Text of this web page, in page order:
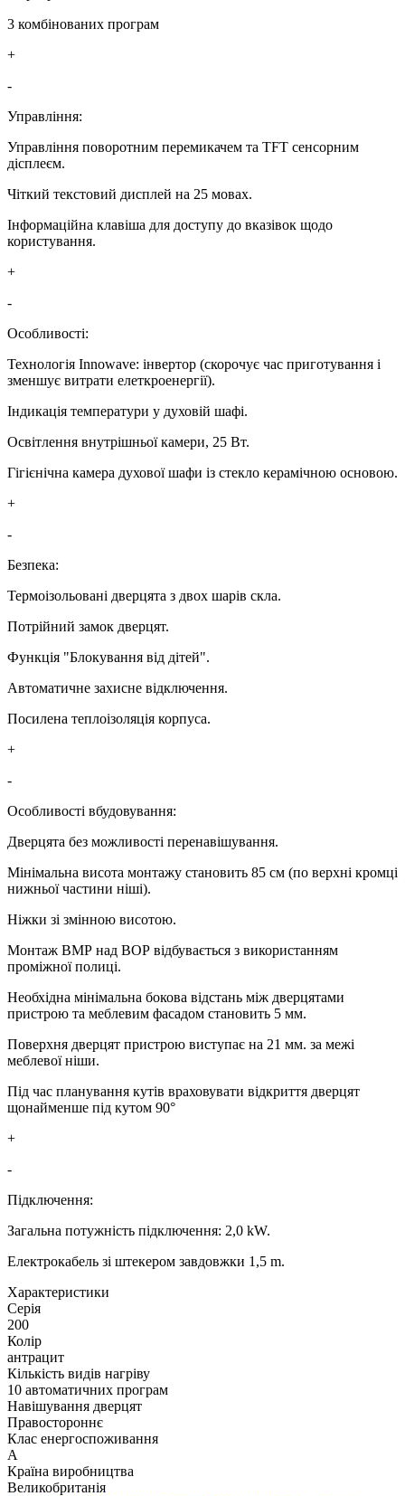
3 комбінованих програм
+
-
Управління:
Управління поворотним перемикачем та TFT сенсорним
дісплеєм.
Чіткий текстовий дисплей на 25 мовах.
Інформаційна клавіша для доступу до вказівок щодо
користування.
+
-
Особливості:
Технологія Innowave: інвертор (скорочує час приготування і
зменшує витрати елеткроенергії).
Індикація температури у духовій шафі.
Освітлення внутрішньої камери, 25 Вт.
Гігієнічна камера духової шафи із стекло керамічною основою.
+
-
Безпека:
Термоізольовані дверцята з двох шарів скла.
Потрійний замок дверцят.
Функція "Блокування від дітей".
Автоматичне захисне відключення.
Посилена теплоізоляція корпуса.
+
-
Особливості вбудовування:
Дверцята без можливості перенавішування.
Мінімальна висота монтажу становить 85 см (по верхні кромці
нижньої частини ніші).
Ніжки зі змінною висотою.
Монтаж ВМР над ВОР відбувається з використанням
проміжної полиці.
Необхідна мінімальна бокова відстань між дверцятами
пристрою та меблевим фасадом становить 5 мм.
Поверхня дверцят пристрою виступає на 21 мм. за межі
меблевої ніши.
Під час планування кутів враховувати відкриття дверцят
щонайменше під кутом 90°
+
-
Підключення:
Загальна потужність підключення: 2,0 kW.
Електрокабель зі штекером завдовжки 1,5 m.
Xарактеристики
Серія
200
Колір
антрацит
Кількість видів нагріву
10 автоматичних програм
Навішування дверцят
Правостороннє
Клас енергоспоживання
A
Країна виробництва
Великобританія